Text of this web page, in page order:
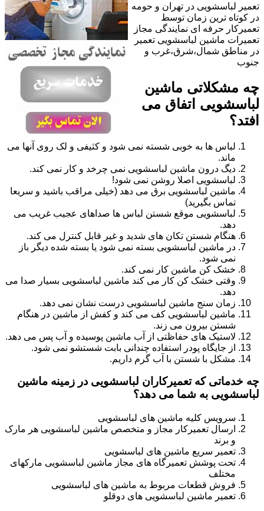
تعمیر لباسشویی در تهران و حومه
در کوتاه ترین زمان توسط
تعمیرکار حرفه ای نمایندگی مجاز
تعمیرات ماشین لباسشویی تعمیر
در مناطق شمال،شرق،غرب و
جنوب
چه مشکلاتی ماشین
لباسشویی اتفاق می
افتد؟
لباس ها به خوبی شسته نمی شود و کثیفی و لک روی آنها می
ماند.
دیگ درون ماشین لباسشویی نمی چرخد و کار نمی کند.
لباسشویی اصلا روشن نمی شود!
ماشین لباسشویی برق می دهد (خیلی مراقب باشید و سریعا
تماس بگیرید)
لباسشویی موقع شستن لباس ها صداهای عجیب غریب می
دهد.
هنگام شستن تکان های شدید و غیر قابل کنترل می کند.
در ماشین لباسشویی بسته نمی شود یا بسته شده دیگر باز
نمی شود.
خشک کن ماشین کار نمی کند.
وقتی خشک کن کار می کند ماشین لباسشویی بسیار صدا می
دهد.
زمان سنج ماشین لباسشویی درست نشان نمی دهد.
ماشین لباسشویی کف می کند و کفش از ماشین در هنگام
شستن بیرون می زند.
لاستیک های حفاظتی از آب ماشین پوسیده و آب پس می دهد.
از جایگاه پودر استفاده چندانی بابت شستشو نمی شود.
مشکل با شستن با آب گرم داریم.
چه خدماتی که تعمیرکاران لباسشویی در زمینه ماشین
لباسشویی به شما می دهد؟
سرویس کلیه ماشین های لباسشویی
ارسال تعمیرکار مجاز و متخصص ماشین لباسشویی هر مارک
و برند
تعمیر سریع ماشین های لباسشویی
تحت پوشش تعمیرگاه های مجاز ماشین لباسشویی مارکهای
مختلف
فروش قطعات مربوط به ماشین های لباسشویی
تعمیر ماشین لباسشویی های دوقلو